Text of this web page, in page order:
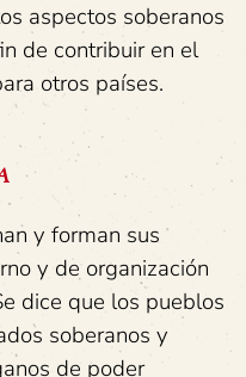
aspectos soberanos
de contribuir en el
otros países.
y forman sus
y de organización
dice que los pueblos
soberanos y
de poder